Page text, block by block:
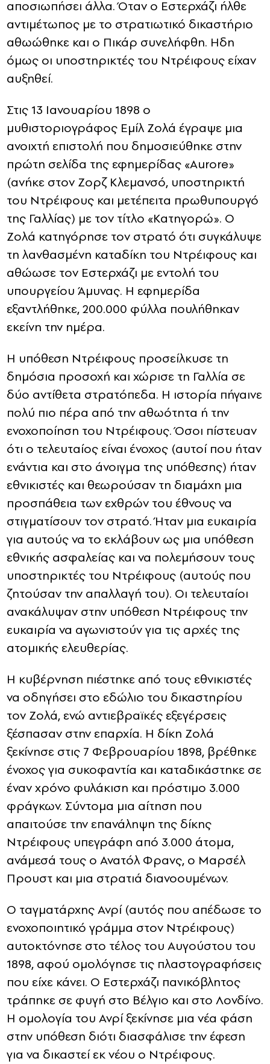
αποσιωπήσει άλλα. Όταν ο Εστερχάζι ήλθε
αντιμέτωπος με το στρατιωτικό δικαστήριο
αθωώθηκε και ο Πικάρ συνελήφθη. Ηδη
όμως οι υποστηρικτές του Ντρέιφους είχαν
αυξηθεί.
Στις 13 Ιανουαρίου 1898 ο
μυθιστοριογράφος Εμίλ Ζολά έγραψε μια
ανοιχτή επιστολή που δημοσιεύθηκε στην
πρώτη σελίδα της εφημερίδας «Aurore»
(ανήκε στον Ζορζ Κλεμανσό, υποστηρικτή
του Ντρέιφους και μετέπειτα πρωθυπουργό
της Γαλλίας) με τον τίτλο «Κατηγορώ». Ο
Ζολά κατηγόρησε τον στρατό ότι συγκάλυψε
τη λανθασμένη καταδίκη του Ντρέιφους και
αθώωσε τον Εστερχάζι με εντολή του
υπουργείου Άμυνας. Η εφημερίδα
εξαντλήθηκε, 200.000 φύλλα πουλήθηκαν
εκείνη την ημέρα.
Η υπόθεση Ντρέιφους προσείλκυσε τη
δημόσια προσοχή και χώρισε τη Γαλλία σε
δύο αντίθετα στρατόπεδα. Η ιστορία πήγαινε
πολύ πιο πέρα από την αθωότητα ή την
ενοχοποίηση του Ντρέιφους. Όσοι πίστευαν
ότι ο τελευταίος είναι ένοχος (αυτοί που ήταν
ενάντια και στο άνοιγμα της υπόθεσης) ήταν
εθνικιστές και θεωρούσαν τη διαμάχη μια
προσπάθεια των εχθρών του έθνους να
στιγματίσουν τον στρατό. Ήταν μια ευκαιρία
για αυτούς να το εκλάβουν ως μια υπόθεση
εθνικής ασφαλείας και να πολεμήσουν τους
υποστηρικτές του Ντρέιφους (αυτούς που
ζητούσαν την απαλλαγή του). Οι τελευταίοι
ανακάλυψαν στην υπόθεση Ντρέιφους την
ευκαιρία να αγωνιστούν για τις αρχές της
ατομικής ελευθερίας.
Η κυβέρνηση πιέστηκε από τους εθνικιστές
να οδηγήσει στο εδώλιο του δικαστηρίου
τον Ζολά, ενώ αντιεβραϊκές εξεγέρσεις
ξέσπασαν στην επαρχία. Η δίκη Ζολά
ξεκίνησε στις 7 Φεβρουαρίου 1898, βρέθηκε
ένοχος για συκοφαντία και καταδικάστηκε σε
έναν χρόνο φυλάκιση και πρόστιμο 3.000
φράγκων. Σύντομα μια αίτηση που
απαιτούσε την επανάληψη της δίκης
Ντρέιφους υπεγράφη από 3.000 άτομα,
ανάμεσά τους ο Ανατόλ Φρανς, ο Μαρσέλ
Προυστ και μια στρατιά διανοουμένων.
Ο ταγματάρχης Ανρί (αυτός που απέδωσε το
ενοχοποιητικό γράμμα στον Ντρέιφους)
αυτοκτόνησε στο τέλος του Αυγούστου του
1898, αφού ομολόγησε τις πλαστογραφήσεις
που είχε κάνει. Ο Εστερχάζι πανικόβλητος
τράπηκε σε φυγή στο Βέλγιο και στο Λονδίνο.
Η ομολογία του Ανρί ξεκίνησε μια νέα φάση
στην υπόθεση διότι διασφάλισε την έφεση
για να δικαστεί εκ νέου ο Ντρέιφους.